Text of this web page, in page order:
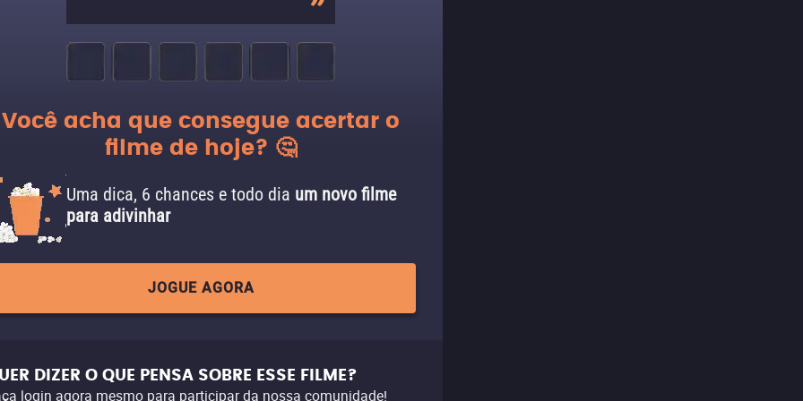
Você acha que consegue acertar o
filme de hoje? 🤔
Uma dica, 6 chances e todo dia um novo filme
para adivinhar
JOGUE AGORA
DIZER O QUE PENSA SOBRE ESSE FILME?
login agora mesmo para participar da nossa comunidade!